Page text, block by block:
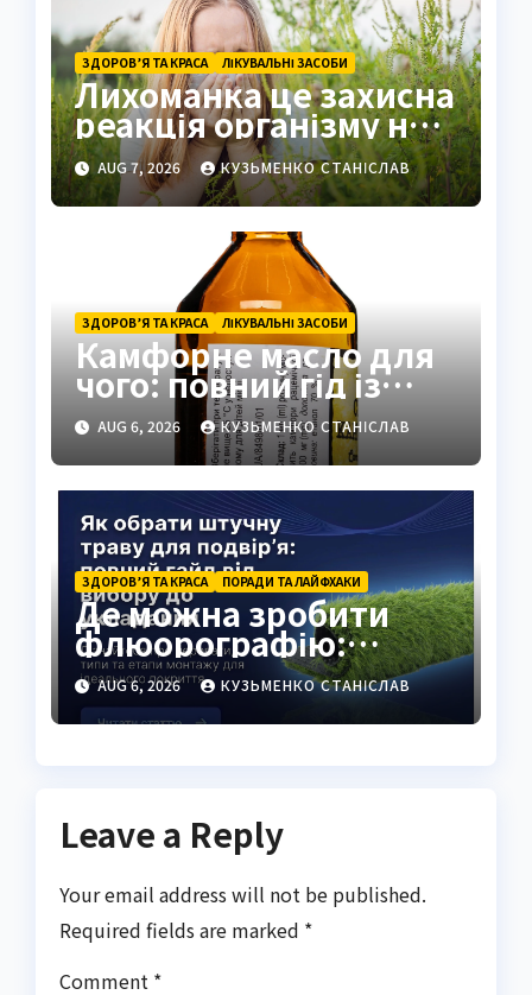
ЗДОРОВ’Я ТА КРАСА ЛІКУВАЛЬНІ ЗАСОБИ
Лихоманка це захисна
реакція організму на
інфекцію
AUG 7, 2026 КУЗЬМЕНКО СТАНІСЛАВ
ЗДОРОВ’Я ТА КРАСА ЛІКУВАЛЬНІ ЗАСОБИ
Камфорне масло для
чого: повний гід із
застосуванням і
властивостями
AUG 6, 2026 КУЗЬМЕНКО СТАНІСЛАВ
ЗДОРОВ’Я ТА КРАСА ПОРАДИ ТА ЛАЙФХАКИ
Де можна зробити
флюорографію:
повний гід для
українців
AUG 6, 2026 КУЗЬМЕНКО СТАНІСЛАВ
Leave a Reply
Your email address will not be published.
Required fields are marked *
Comment *